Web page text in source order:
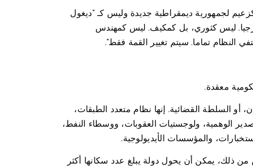
لجمهورية ديمقراطية جديدة وليس كـ "ديغول
ليس كثوري، بل كمكيف. ليس كمهندس
النظام تماما. سيتم تغيير القمة فقط".
معقدة.
السلطة القضائية. إنها نظام متعدد الطبقات،
الوهمية، ولوجستيات العقوبات، ووسطاء النفط،
والمؤسسات الأيديولوجية.
ذلك، يمكن أن يحول دولة يبلغ عدد سكانها أكثر